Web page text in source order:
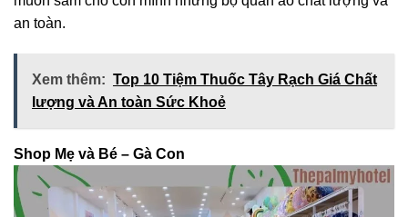
an toàn.
Xem thêm: Top 10 Tiệm Thuốc Tây Rạch Giá Chất
lượng và An toàn Sức Khoẻ
Shop Mẹ và Bé – Gà Con